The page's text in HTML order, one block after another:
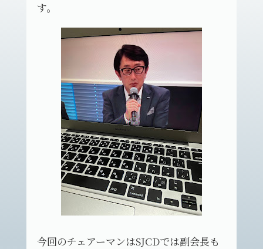
す。
今回のチェアーマンはSJCDでは副会長も